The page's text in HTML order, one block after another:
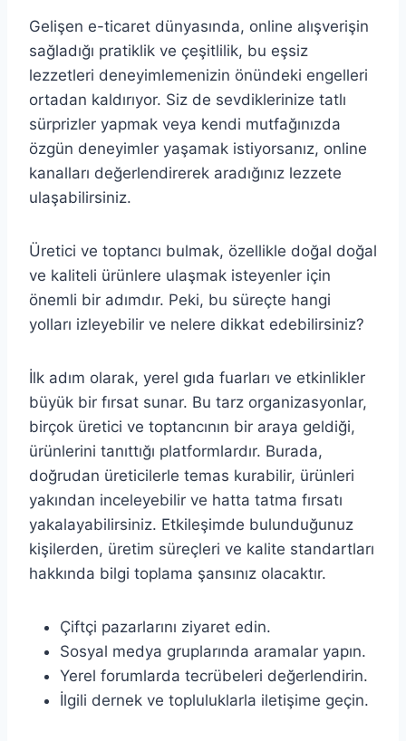
Gelişen e-ticaret dünyasında, online alışverişin
sağladığı pratiklik ve çeşitlilik, bu eşsiz
lezzetleri deneyimlemenizin önündeki engelleri
ortadan kaldırıyor. Siz de sevdiklerinize tatlı
sürprizler yapmak veya kendi mutfağınızda
özgün deneyimler yaşamak istiyorsanız, online
kanalları değerlendirerek aradığınız lezzete
ulaşabilirsiniz.
Üretici ve toptancı bulmak, özellikle doğal doğal
ve kaliteli ürünlere ulaşmak isteyenler için
önemli bir adımdır. Peki, bu süreçte hangi
yolları izleyebilir ve nelere dikkat edebilirsiniz?
İlk adım olarak, yerel gıda fuarları ve etkinlikler
büyük bir fırsat sunar. Bu tarz organizasyonlar,
birçok üretici ve toptancının bir araya geldiği,
ürünlerini tanıttığı platformlardır. Burada,
doğrudan üreticilerle temas kurabilir, ürünleri
yakından inceleyebilir ve hatta tatma fırsatı
yakalayabilirsiniz. Etkileşimde bulunduğunuz
kişilerden, üretim süreçleri ve kalite standartları
hakkında bilgi toplama şansınız olacaktır.
Çiftçi pazarlarını ziyaret edin.
Sosyal medya gruplarında aramalar yapın.
Yerel forumlarda tecrübeleri değerlendirin.
İlgili dernek ve topluluklarla iletişime geçin.